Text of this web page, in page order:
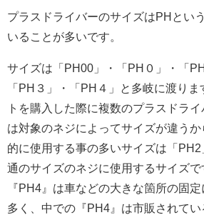
プラスドライバーのサイズはPHとい
いることが多いです。
サイズは「PH00」・「PH０」・「
「PH３」・「PH４」と多岐に渡り
トを購入した際に複数のプラスドラ
は対象のネジによってサイズが違う
的に使用する事の多いサイズは「
通のサイズのネジに使用するサイズで
『PH4』は車などの大きな箇所の固
多く、中での『PH4』は市販されて